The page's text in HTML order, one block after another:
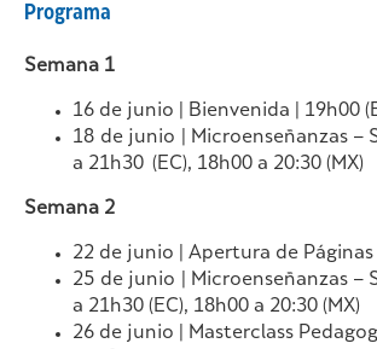
Programa
Semana 1
16 de junio | Bienvenida | 19h00
18 de junio | Microenseñanzas –
a 21h30 (EC), 18h00 a 20:30 (MX)
Semana 2
22 de junio | Apertura de Páginas
25 de junio | Microenseñanzas –
a 21h30 (EC), 18h00 a 20:30 (MX)
26 de junio | Masterclass